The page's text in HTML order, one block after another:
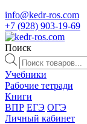
info@kedr-ros.com
+7 (928) 903-19-69
Поиск
Поиск
товаров
Учебники
Рабочие тетради
Книги
ВПР ЕГЭ ОГЭ
Личный кабинет